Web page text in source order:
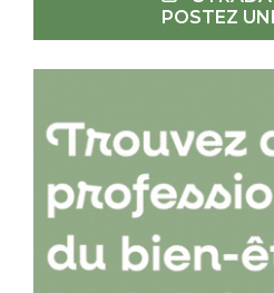
POSTEZ